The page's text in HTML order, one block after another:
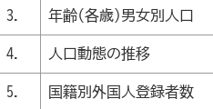
3. 年齢(各歳)男女別人口
4. 人口動態の推移
5. 国籍別外国人登録者数